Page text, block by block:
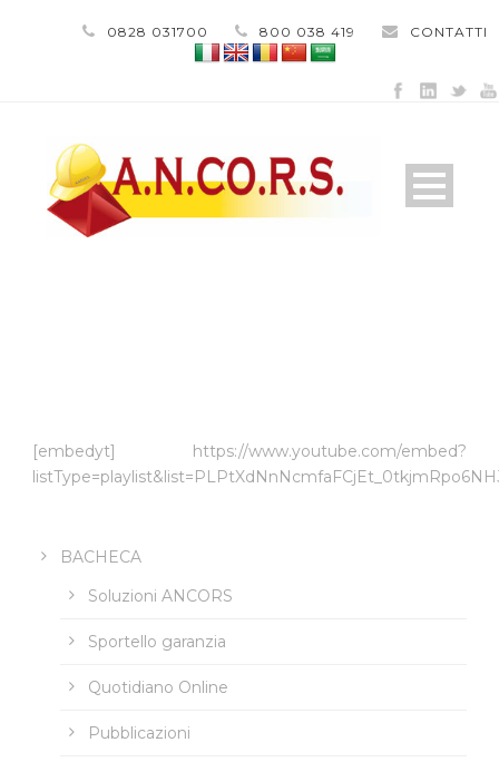
0828 031700 800 038 419 CONTATTI
[embedyt] https://www.youtube.com/embed?
BACHECA
Soluzioni ANCORS
Sportello garanzia
Quotidiano Online
Pubblicazioni